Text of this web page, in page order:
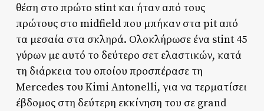
θέση στο πρώτο stint και ήταν από τους
πρώτους στο midfield που μπήκαν στα pit από
τα μεσαία στα σκληρά. Ολοκλήρωσε ένα stint 45
γύρων με αυτό το δεύτερο σετ ελαστικών, κατά
τη διάρκεια του οποίου προσπέρασε τη
Mercedes του Kimi Antonelli, για να τερματίσει
έβδομος στη δεύτερη εκκίνηση του σε grand